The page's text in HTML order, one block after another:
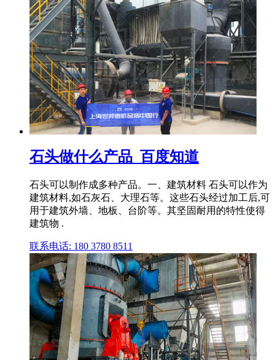
石头做什么产品_百度知道
石头可以制作成多种产品。一、建筑材料 石头可以作为
建筑材料,如石灰石、大理石等。这些石头经过加工后,可
用于建筑外墙、地板、台阶等。其坚固耐用的特性使得
建筑物 .
联系电话: 180 3780 8511